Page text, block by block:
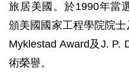
旅居美國。於1990年當
頒美國國家工程學院院
Myklestad Award及J. P.
術榮譽。